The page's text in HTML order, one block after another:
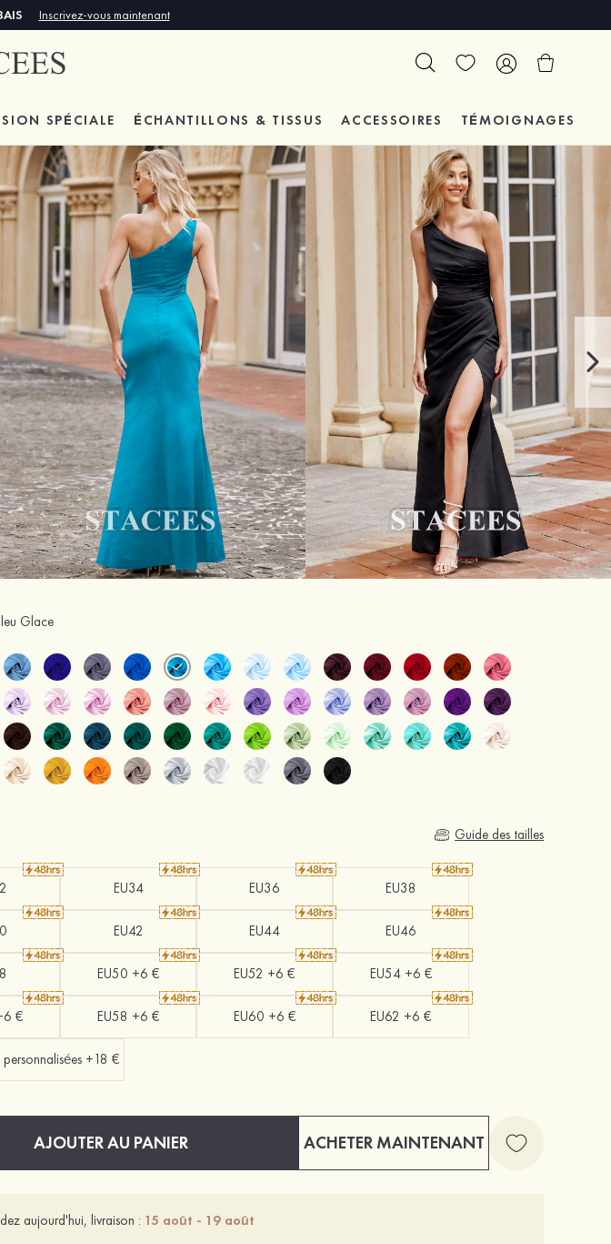
Inscrivez-vous maintenant
SPÉCIALE ÉCHANTILLONS & TISSUS ACCESSOIRES TÉMOIGNAGES
Glace
Guide des tailles
EU34 EU36 EU38
EU42 EU44 EU46
EU50 +6 € EU52 +6 € EU54 +6 €
€ EU58 +6 € EU60 +6 € EU62 +6 €
+18 €
AJOUTER AU PANIER ACHETER MAINTENANT
aujourd'hui, livraison : 15 août - 19 août